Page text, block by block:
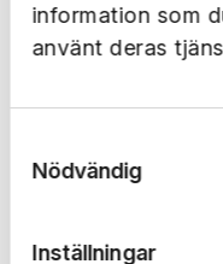
information som
använt deras
Nödvändig
Inställningar
Följ oss på LinkedIn